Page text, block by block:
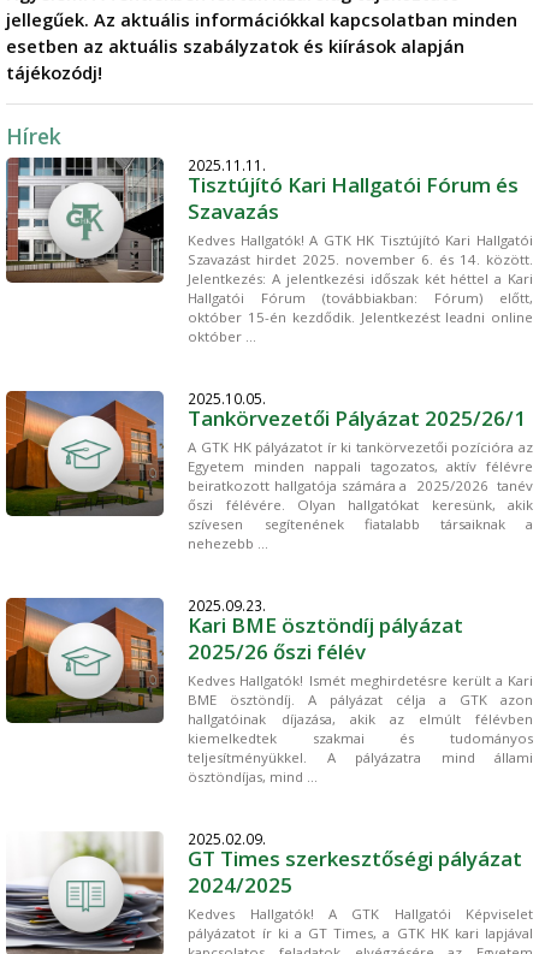
jellegűek. Az aktuális információkkal kapcsolatban minden
esetben az aktuális szabályzatok és kiírások alapján
tájékozódj!
Hírek
2025.11.11.
Tisztújító Kari Hallgatói Fórum és
Szavazás
Kedves Hallgatók! A GTK HK Tisztújító Kari Hallgatói
Szavazást hirdet 2025. november 6. és 14. között.
Jelentkezés: A jelentkezési időszak két héttel a Kari
Hallgatói Fórum (továbbiakban: Fórum) előtt,
október 15-én kezdődik. Jelentkezést leadni online
október ...
2025.10.05.
Tankörvezetői Pályázat 2025/26/1
A GTK HK pályázatot ír ki tankörvezetői pozícióra az
Egyetem minden nappali tagozatos, aktív félévre
beiratkozott hallgatója számára a 2025/2026 tanév
őszi félévére. Olyan hallgatókat keresünk, akik
szívesen segítenének fiatalabb társaiknak a
nehezebb ...
2025.09.23.
Kari BME ösztöndíj pályázat
2025/26 őszi félév
Kedves Hallgatók! Ismét meghirdetésre került a Kari
BME ösztöndíj. A pályázat célja a GTK azon
hallgatóinak díjazása, akik az elmúlt félévben
kiemelkedtek szakmai és tudományos
teljesítményükkel. ⁣⁣⁣⁣⁣⁣⁣⁣⁣⁣A pályázatra mind állami
ösztöndíjas, mind ...
2025.02.09.
GT Times szerkesztőségi pályázat
2024/2025
Kedves Hallgatók! A GTK Hallgatói Képviselet
pályázatot ír ki a GT Times, a GTK HK kari lapjával